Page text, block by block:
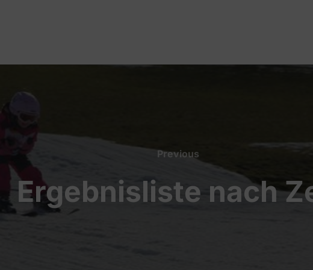
Previous
Previous
Ergebnisliste nach